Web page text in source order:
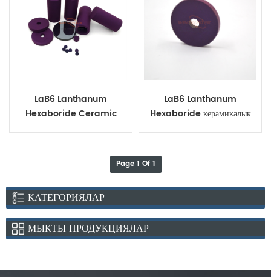
LaB6 Lanthanum
Hexaboride Ceramic
LaB6 Lanthanum
Hexaboride керамикалык
Page 1 Of 1
КАТЕГОРИЯЛАР
МЫКТЫ ПРОДУКЦИЯЛАР